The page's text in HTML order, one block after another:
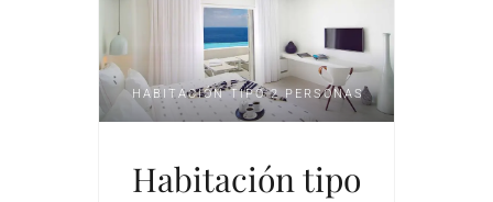
HABITACIÓN TIPO 2 PERSONAS
Habitación tipo